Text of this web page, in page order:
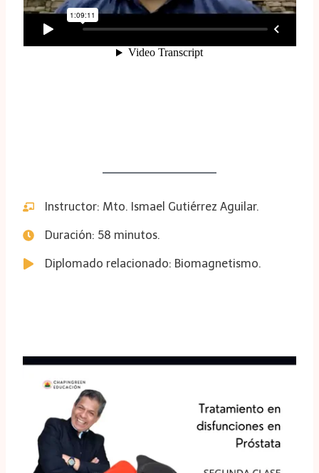
Instructor: Mto. Ismael Gutiérrez Aguilar.
Duración: 58 minutos.
Diplomado relacionado: Biomagnetismo.